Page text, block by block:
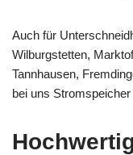
Auch für
Wilburgstetten,
Tannhausen,
bei uns